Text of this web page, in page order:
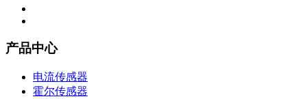
产品中心
电流传感器
霍尔传感器